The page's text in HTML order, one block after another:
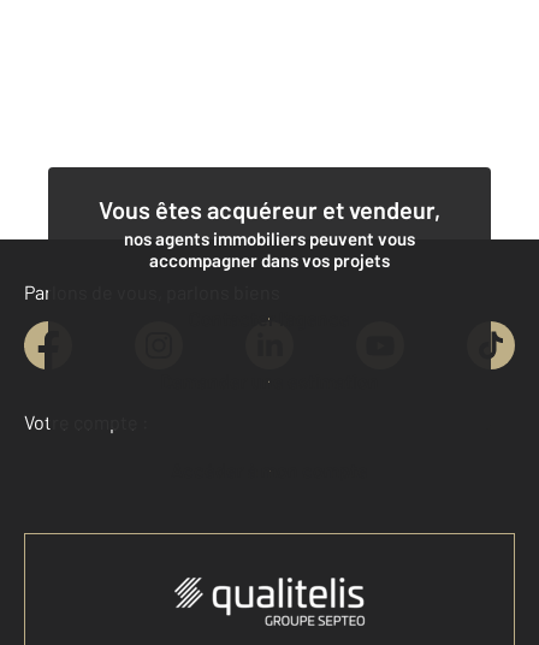
Vous êtes acquéreur et vendeur,
nos agents immobiliers peuvent vous
accompagner dans vos projets
Contacter l'agence
Demander une estimation
Parlons de vous, parlons biens
Votre compte :
Accéder à mon compte